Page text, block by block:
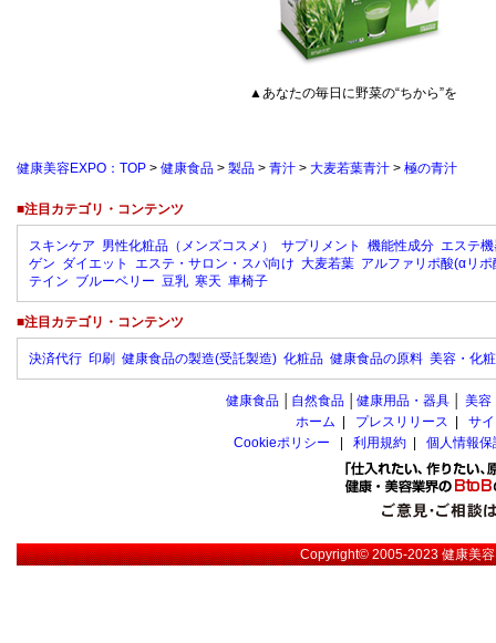
▲あなたの毎日に野菜の“ちから”を
健康美容EXPO：TOP > 健康食品 > 製品 > 青汁 > 大麦若葉青汁 > 極の青汁
■注目カテゴリ・コンテンツ
スキンケア 男性化粧品（メンズコスメ） サプリメント 機能性成分 エステ
ゲン ダイエット エステ・サロン・スパ向け 大麦若葉 アルファリポ酸(αリポ
テイン ブルーベリー 豆乳 寒天 車椅子
■注目カテゴリ・コンテンツ
決済代行 印刷 健康食品の製造(受託製造) 化粧品 健康食品の原料 美容・化
健康食品 自然食品 健康用品・器具 美容
ホーム
プレスリリース
サ
Cookieポリシー
利用規約 個人情報
Copyright© 2005-2023健康美